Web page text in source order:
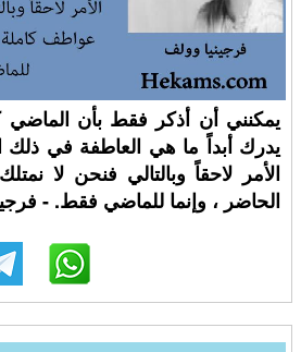
يمكنني أن أذكر فقط بأن الماضي
يدرك أبداً ما هي العاطفة في
الأمر لاحقاً وبالتالي فنحن لا
الحاضر ، وإنما للماضي فقط. -